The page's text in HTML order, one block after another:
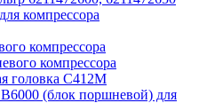
компрессора
компрессора
компрессора
головка С412М
(блок поршневой) для